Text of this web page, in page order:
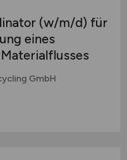
(w/m/d) für
eines
GmbH